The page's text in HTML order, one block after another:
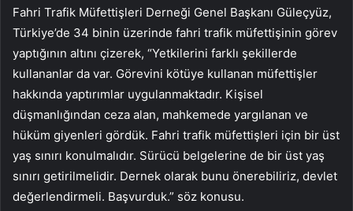
Fahri Trafik Müfettişleri Derneği Genel Başkanı Güleçyüz,
Türkiye’de 34 binin üzerinde fahri trafik müfettişinin görev
yaptığının altını çizerek, “Yetkilerini farklı şekillerde
kullananlar da var. Görevini kötüye kullanan müfettişler
hakkında yaptırımlar uygulanmaktadır. Kişisel
düşmanlığından ceza alan, mahkemede yargılanan ve
hüküm giyenleri gördük. Fahri trafik müfettişleri için bir üst
yaş sınırı konulmalıdır. Sürücü belgelerine de bir üst yaş
sınırı getirilmelidir. Dernek olarak bunu önerebiliriz, devlet
değerlendirmeli. Başvurduk.” söz konusu.